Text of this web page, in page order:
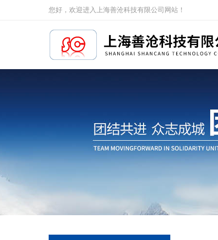
您好，欢迎进入上海善沧科技有限公司网站！